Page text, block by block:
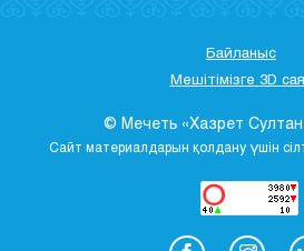
Байланыс
Мешітімізге 3D
© Мечеть «Хазрет
Сайт материалдарын қолдану үшін